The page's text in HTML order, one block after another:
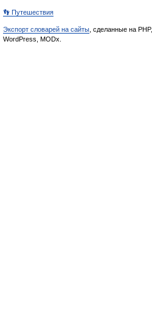
👣 Путешествия
Экспорт словарей на сайты , сделанные на PHP,
WordPress, MODx.